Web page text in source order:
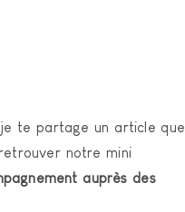
je te partage un article que
notre mini
auprès des